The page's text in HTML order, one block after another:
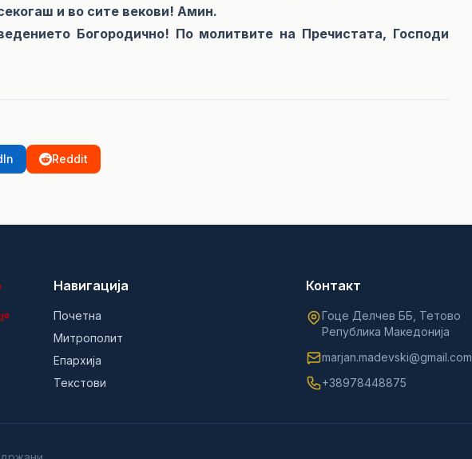
и во сите векови! Амин.
Богородично! По молитвите на Пречистата, Господи
Reddit
Навигација
Почетна
Митрополит
Епархија
Текстови
Контакт
Гоце Делчев ББ, Тетово
Република Македонија
marjan.madevski@gmail.com
+38978448875